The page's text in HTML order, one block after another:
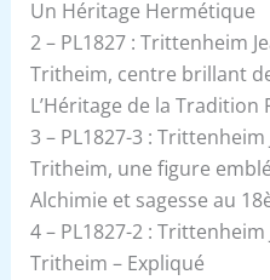
Un Héritage Hermétique
2 – PL1827 : Trittenheim
Tritheim, centre brillant
L’Héritage de la Tradition
3 – PL1827-3 :
Tritheim, une figure
Alchimie et sagesse au
4 – PL1827-2 :
Tritheim – Expliqué